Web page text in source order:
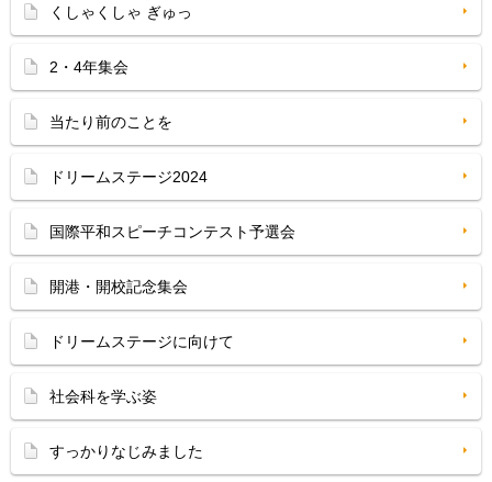
くしゃくしゃ ぎゅっ
2・4年集会
当たり前のことを
ドリームステージ2024
国際平和スピーチコンテスト予選会
開港・開校記念集会
ドリームステージに向けて
社会科を学ぶ姿
すっかりなじみました